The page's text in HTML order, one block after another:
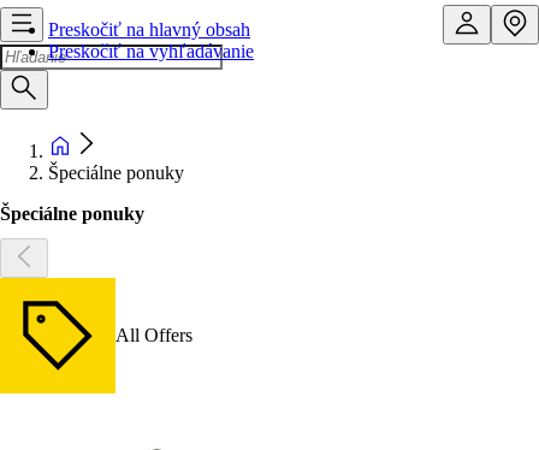
Preskočiť na hlavný obsah
Preskočiť na vyhľadávanie
Špeciálne ponuky
Špeciálne ponuky
All Offers